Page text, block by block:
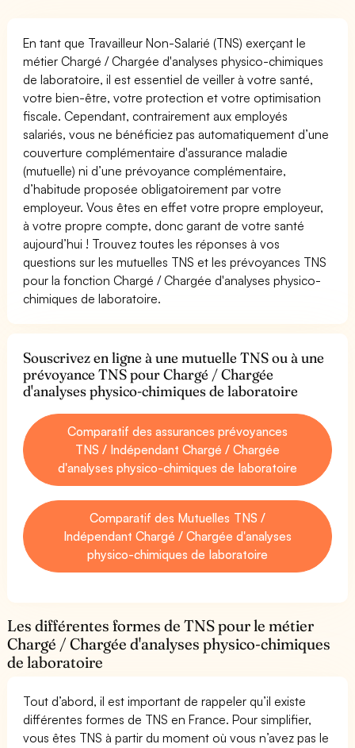
En tant que Travailleur Non-Salarié (TNS) exerçant le
métier Chargé / Chargée d'analyses physico-chimiques
de laboratoire, il est essentiel de veiller à votre santé,
votre bien-être, votre protection et votre optimisation
fiscale. Cependant, contrairement aux employés
salariés, vous ne bénéficiez pas automatiquement d’une
couverture complémentaire d'assurance maladie
(mutuelle) ni d’une prévoyance complémentaire,
d’habitude proposée obligatoirement par votre
employeur. Vous êtes en effet votre propre employeur,
à votre propre compte, donc garant de votre santé
aujourd’hui ! Trouvez toutes les réponses à vos
questions sur les mutuelles TNS et les prévoyances TNS
pour la fonction Chargé / Chargée d'analyses physico-
chimiques de laboratoire.
Souscrivez en ligne à une mutuelle TNS ou à une
prévoyance TNS pour Chargé / Chargée
d'analyses physico-chimiques de laboratoire
Comparatif des assurances prévoyances
TNS / Indépendant Chargé / Chargée
d'analyses physico-chimiques de laboratoire
Comparatif des Mutuelles TNS /
Indépendant Chargé / Chargée d'analyses
physico-chimiques de laboratoire
Les différentes formes de TNS pour le métier
Chargé / Chargée d'analyses physico-chimiques
de laboratoire
Tout d’abord, il est important de rappeler qu’il existe
différentes formes de TNS en France. Pour simplifier,
vous êtes TNS à partir du moment où vous n’avez pas le